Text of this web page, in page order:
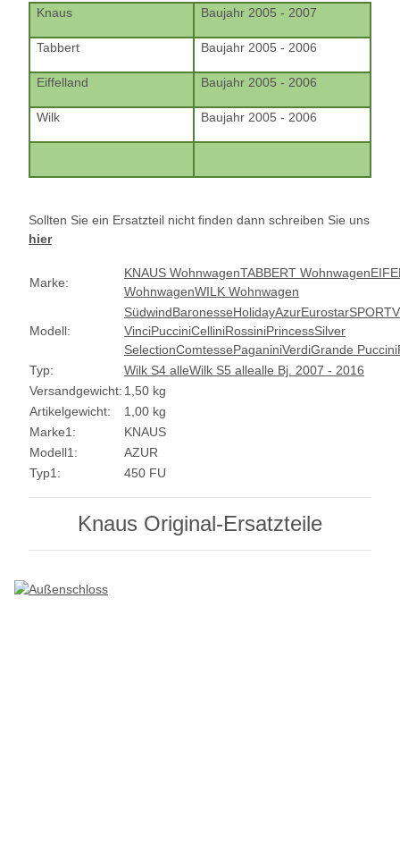
Knaus Baujahr 2005 - 2007
Tabbert Baujahr 2005 - 2006
Eiffelland Baujahr 2005 - 2006
Wilk Baujahr 2005 - 2006
Sollten Sie ein Ersatzteil nicht finden dann schreiben Sie uns
hier
Marke:
KNAUS WohnwagenTABBERT Wohnwagen
WohnwagenWILK Wohnwagen
Modell:
SüdwindBaronesseHolidayAzurEurostarSPORT
VinciPucciniCelliniRossiniPrincessSilver
SelectionComtessePaganiniVerdiGrande Puccini
Typ:
Wilk S4 alleWilk S5 allealle Bj. 2007 - 2016
Versandgewicht: 1,50 kg
Artikelgewicht:
1,00 kg
Marke1:
KNAUS
Modell1:
AZUR
Typ1:
450 FU
Knaus Original-Ersatzteile